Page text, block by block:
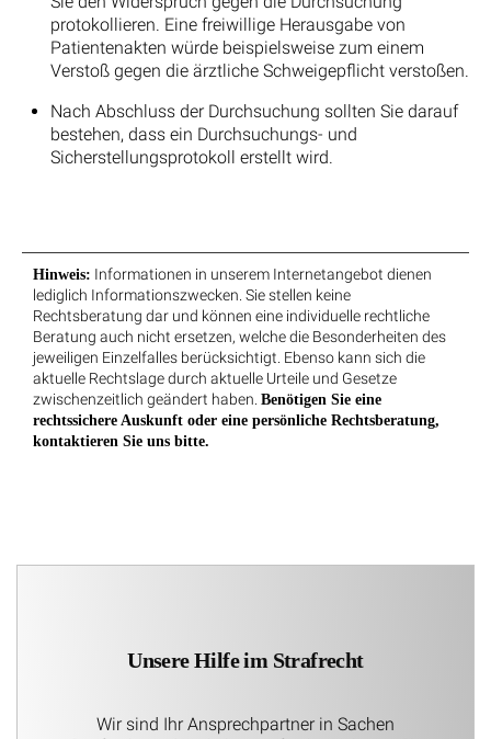
protokollieren. Eine freiwillige Herausgabe von
Patientenakten würde beispielsweise zum einem
Verstoß gegen die ärztliche Schweigepflicht verstoßen.
Nach Abschluss der Durchsuchung sollten Sie darauf
bestehen, dass ein Durchsuchungs- und
Sicherstellungsprotokoll erstellt wird.
Hinweis: Informationen in unserem Internetangebot dienen
lediglich Informationszwecken. Sie stellen keine
Rechtsberatung dar und können eine individuelle rechtliche
Beratung auch nicht ersetzen, welche die Besonderheiten des
jeweiligen Einzelfalles berücksichtigt. Ebenso kann sich die
aktuelle Rechtslage durch aktuelle Urteile und Gesetze
zwischenzeitlich geändert haben. Benötigen Sie eine
rechtssichere Auskunft oder eine persönliche Rechtsberatung,
kontaktieren Sie uns bitte.
Unsere Hilfe im Strafrecht
Wir sind Ihr Ansprechpartner in Sachen